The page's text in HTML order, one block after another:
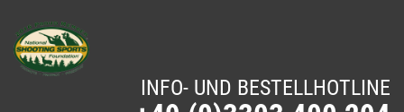
INFO- UND BESTELLHOTLINE